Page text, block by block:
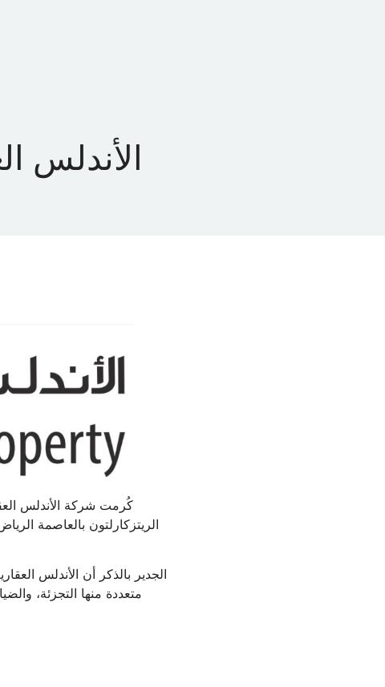
الأندلس
كُرمت شركة الأندلس
الجدير بالذكر أن الأندلس
متعددة منها التجزئة،